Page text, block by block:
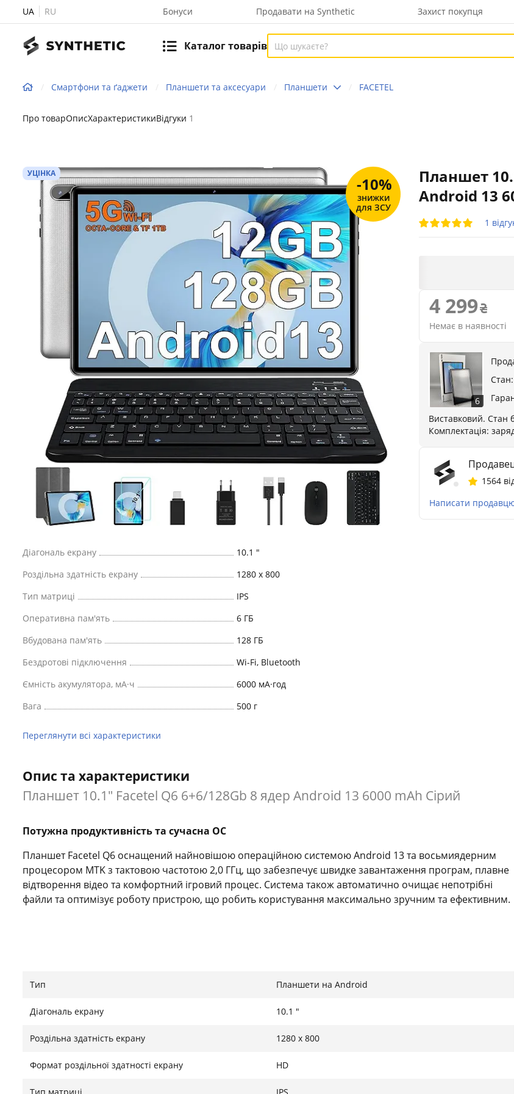
UA RU Бонуси Продавати на Synthetic Захист покупця
Каталог товарів
Смартфони та ґаджети Планшети та аксесуари Планшети FACETEL
Про товарОписХарактеристикиВідгуки 1
Планшет
Android 13
1
УЦІНКА
-10%
знижки
для ЗСУ
Діагональ екрану
10.1 "
Роздільна здатність екрану
1280 x 800
Тип матриці
IPS
Оперативна пам'ять
6 ГБ
Вбудована пам'ять
128 ГБ
Бездротові підключення
Wi-Fi, Bluetooth
Ємність акумулятора, мА·ч
6000 мА·год
Вага
500 г
Переглянути всі характеристики
4 299
Немає в наявності
6
Стан:
Виставковий. Стан
Комплектація:
1564
Написати
Опис та характеристики
Планшет 10.1" Facetel Q6 6+6/128Gb 8 ядер Android 13 6000 mAh Сірий
Потужна продуктивність та сучасна ОС
Планшет Facetel Q6 оснащений найновішою операційною системою Android 13 та восьмиядерним
процесором MTK з тактовою частотою 2,0 ГГц, що забезпечує швидке завантаження програм, плавне
відтворення відео та комфортний ігровий процес. Система також автоматично очищає непотрібні
файли та оптимізує роботу пристрою, що робить користування максимально зручним та ефективним.
ТБ за допомогою карти TF, планшет легко впорається з багатозадачністю та великими файлами.
синхронізацію з усіма домашніми та мобільними мережами.
Яскравий дисплей та автономність
10,1-дюймовий 2.5D IPS-дисплей HD з роздільною здатністю 1280 × 800 дарує чітку та насичену
Тип Планшети на Android
Діагональ екрану 10.1 "
Роздільна здатність екрану 1280 x 800
Формат роздільної здатності екрану HD